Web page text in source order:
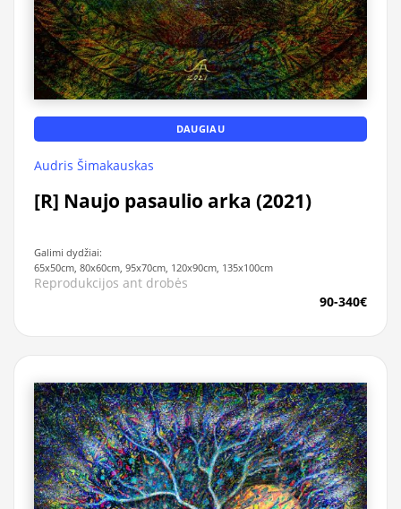
DAUGIAU
Audris Šimakauskas
[R] Naujo pasaulio arka (2021)
Galimi dydžiai:
65x50cm, 80x60cm, 95x70cm, 120x90cm, 135x100cm
Reprodukcijos ant drobės
90-340€